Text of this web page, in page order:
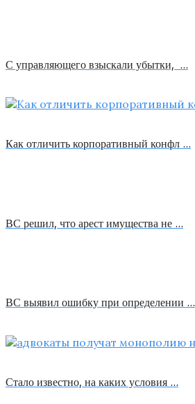
С управляющего взыскали убытки, …
Как отличить корпоративный конфл …
ВС решил, что арест имущества не …
ВС выявил ошибку при определении …
Стало известно, на каких условия …